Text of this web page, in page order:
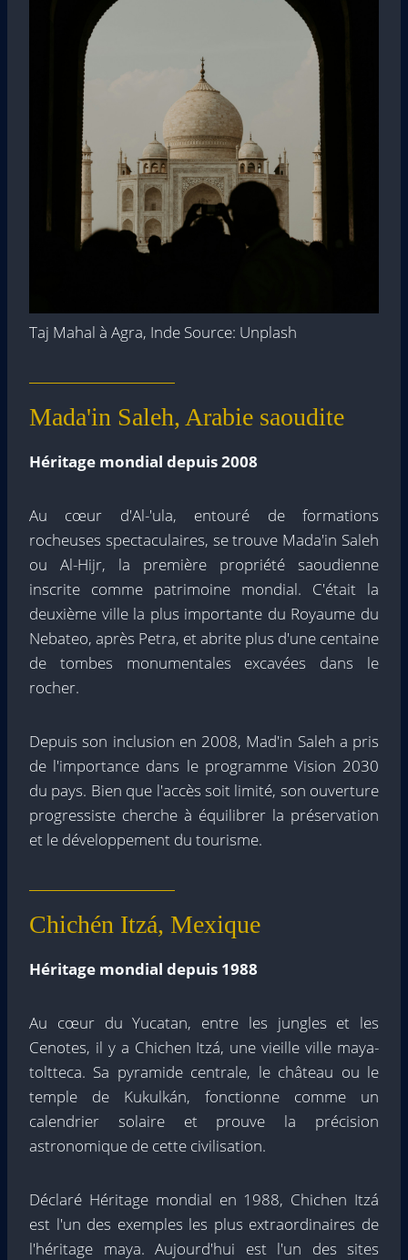
Taj Mahal à Agra, Inde Source: Unplash
Mada'in Saleh, Arabie saoudite
Héritage mondial depuis 2008
Au cœur d'Al-'ula, entouré de formations
rocheuses spectaculaires, se trouve Mada'in Saleh
ou Al-Hijr, la première propriété saoudienne
inscrite comme patrimoine mondial. C'était la
deuxième ville la plus importante du Royaume du
Nebateo, après Petra, et abrite plus d'une centaine
de tombes monumentales excavées dans le
rocher.
Depuis son inclusion en 2008, Mad'in Saleh a pris
de l'importance dans le programme Vision 2030
du pays. Bien que l'accès soit limité, son ouverture
progressiste cherche à équilibrer la préservation
et le développement du tourisme.
Chichén Itzá, Mexique
Héritage mondial depuis 1988
Au cœur du Yucatan, entre les jungles et les
Cenotes, il y a Chichen Itzá, une vieille ville maya-
toltteca. Sa pyramide centrale, le château ou le
temple de Kukulkán, fonctionne comme un
calendrier solaire et prouve la précision
astronomique de cette civilisation.
Déclaré Héritage mondial en 1988, Chichen Itzá
est l'un des exemples les plus extraordinaires de
l'héritage maya. Aujourd'hui est l'un des sites